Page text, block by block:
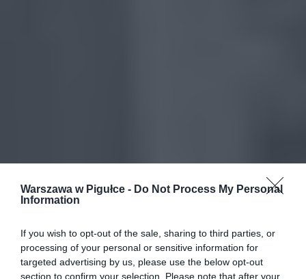
Warszawa w Pigułce - Do Not Process My Personal
Information
If you wish to opt-out of the sale, sharing to third parties, or
processing of your personal or sensitive information for
targeted advertising by us, please use the below opt-out
section to confirm your selection. Please note that after your